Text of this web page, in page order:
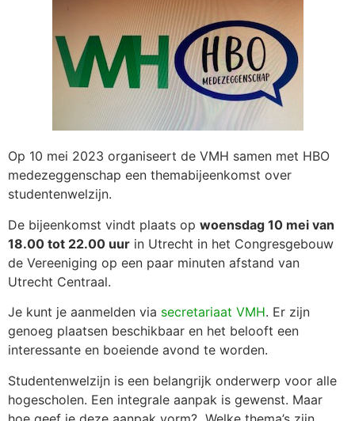
Op 10 mei 2023 organiseert de VMH samen met HBO
medezeggenschap een themabijeenkomst over
studentenwelzijn.
De bijeenkomst vindt plaats op woensdag 10 mei van
18.00 tot 22.00 uur in Utrecht in het Congresgebouw
de Vereeniging op een paar minuten afstand van
Utrecht Centraal.
Je kunt je aanmelden via secretariaat VMH. Er zijn
genoeg plaatsen beschikbaar en het belooft een
interessante en boeiende avond te worden.
Studentenwelzijn is een belangrijk onderwerp voor alle
hogescholen. Een integrale aanpak is gewenst. Maar